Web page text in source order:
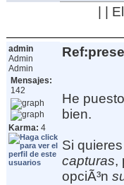
| |
admin
Admin
Admin
Mensajes:
142
Karma: 4
He
bien.
Si
capturas,
opciÃ³n